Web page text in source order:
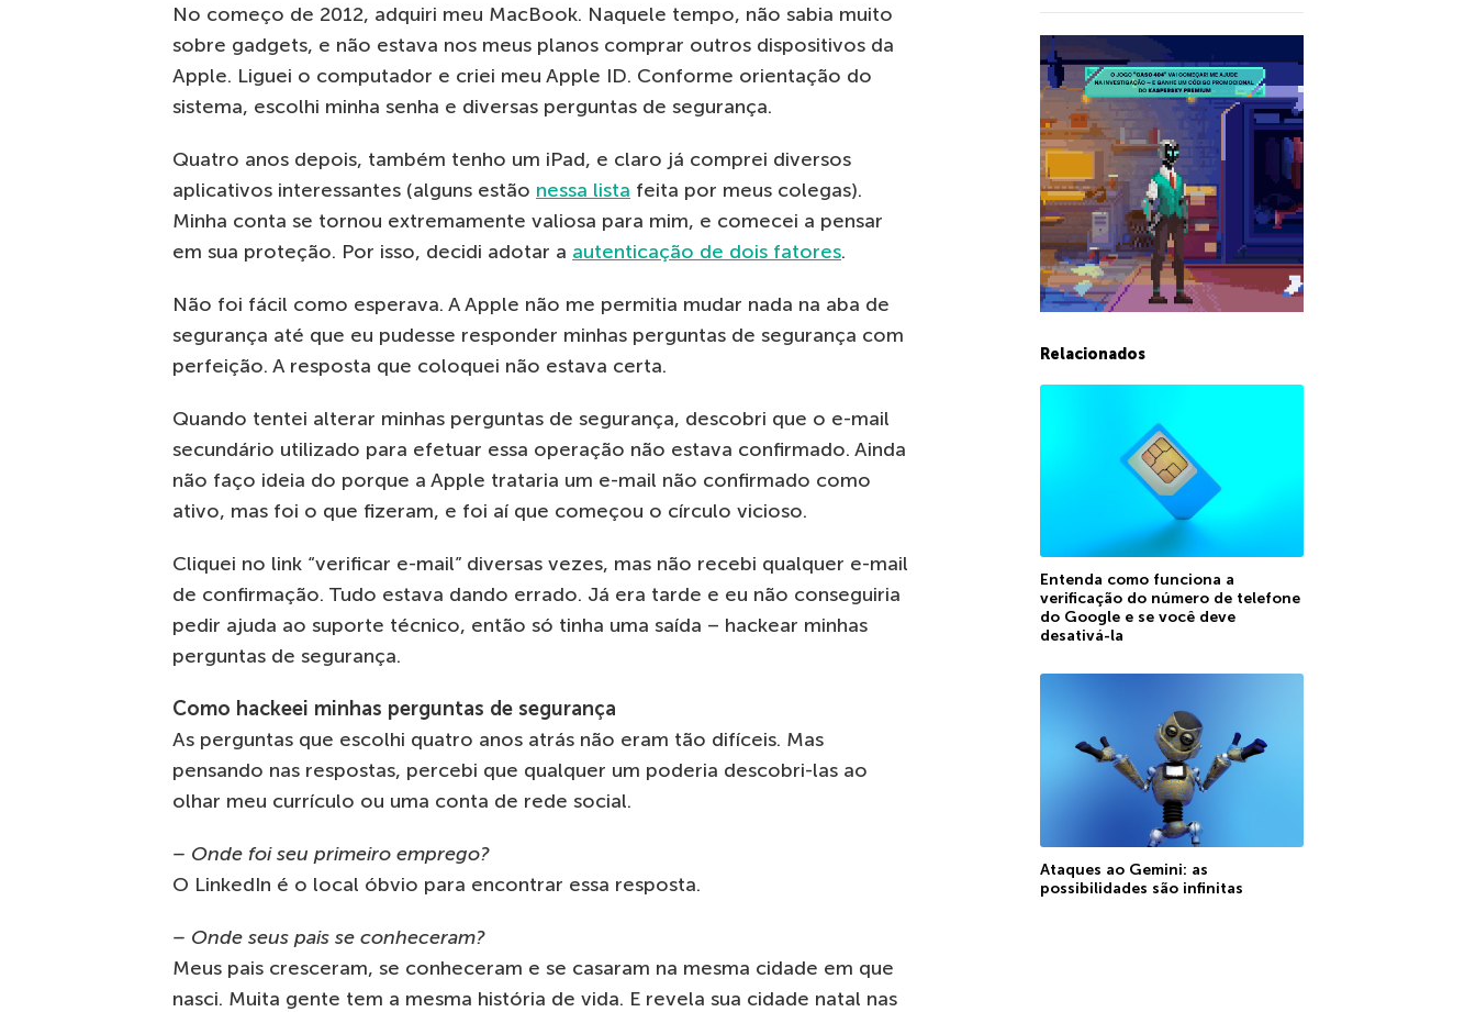
No começo de 2012, adquiri meu MacBook. Naquele tempo, não sabia muito
sobre gadgets, e não estava nos meus planos comprar outros dispositivos da
Apple. Liguei o computador e criei meu Apple ID. Conforme orientação do
sistema, escolhi minha senha e diversas perguntas de segurança.
Quatro anos depois, também tenho um iPad, e claro já comprei diversos
aplicativos interessantes (alguns estão nessa lista feita por meus colegas).
Minha conta se tornou extremamente valiosa para mim, e comecei a pensar
em sua proteção. Por isso, decidi adotar a autenticação de dois fatores.
Não foi fácil como esperava. A Apple não me permitia mudar nada na aba de
segurança até que eu pudesse responder minhas perguntas de segurança com
perfeição. A resposta que coloquei não estava certa.
Quando tentei alterar minhas perguntas de segurança, descobri que o e-mail
secundário utilizado para efetuar essa operação não estava confirmado. Ainda
não faço ideia do porque a Apple trataria um e-mail não confirmado como
ativo, mas foi o que fizeram, e foi aí que começou o círculo vicioso.
Cliquei no link “verificar e-mail” diversas vezes, mas não recebi qualquer e-mail
de confirmação. Tudo estava dando errado. Já era tarde e eu não conseguiria
pedir ajuda ao suporte técnico, então só tinha uma saída – hackear minhas
perguntas de segurança.
Como hackeei minhas perguntas de segurança
As perguntas que escolhi quatro anos atrás não eram tão difíceis. Mas
pensando nas respostas, percebi que qualquer um poderia descobri-las ao
olhar meu currículo ou uma conta de rede social.
– Onde foi seu primeiro emprego?
O LinkedIn é o local óbvio para encontrar essa resposta.
– Onde seus pais se conheceram?
Meus pais cresceram, se conheceram e se casaram na mesma cidade em que
nasci. Muita gente tem a mesma história de vida. E revela sua cidade natal nas
Relacionados
Entenda como funciona a
verificação do número de telefone
do Google e se você deve
desativá-la
Ataques ao Gemini: as
possibilidades são infinitas